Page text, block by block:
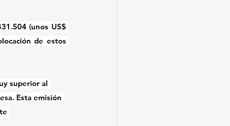
(unos US$
de estos
superior al
Esta emisión